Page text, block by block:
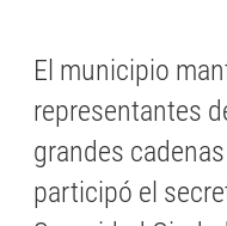
El municipio
representantes
grandes
participó el